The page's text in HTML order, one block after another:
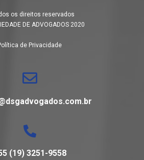
os direitos reservados
DE ADVOGADOS 2020
de Privacidade
(19) 3251-9558